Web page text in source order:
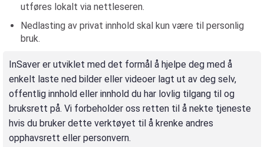
utføres lokalt via nettleseren.
Nedlasting av privat innhold skal kun være til personlig
bruk.
InSaver er utviklet med det formål å hjelpe deg med å
enkelt laste ned bilder eller videoer lagt ut av deg selv,
offentlig innhold eller innhold du har lovlig tilgang til og
bruksrett på. Vi forbeholder oss retten til å nekte tjeneste
hvis du bruker dette verktøyet til å krenke andres
opphavsrett eller personvern.